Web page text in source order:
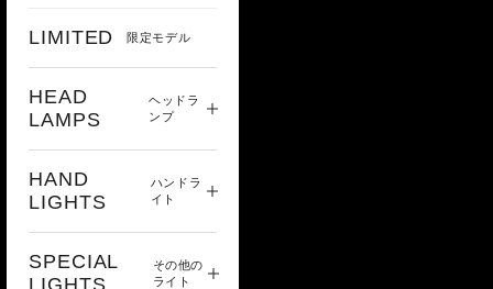
LIMITED 限定モデル
HEAD
LAMPS
ヘッドラ
ンプ
HAND
LIGHTS
ハンドラ
イト
SPECIAL
LIGHTS
その他の
ライト